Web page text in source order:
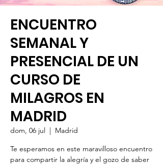
ENCUENTRO
SEMANAL Y
PRESENCIAL DE UN
CURSO DE
MILAGROS EN
MADRID
dom, 06 jul
  |
Madrid
Te esperamos en este maravilloso encuentro
para compartir la alegría y el gozo de saber